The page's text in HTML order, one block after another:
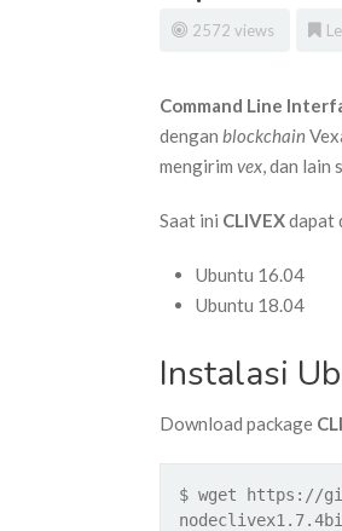
2572 views
Command Line
dengan blockchain
mengirim vex, dan lain
Saat ini CLIVEXdapat
Ubuntu 16.04
Ubuntu 18.04
Instalasi
Download package
$ wget https://